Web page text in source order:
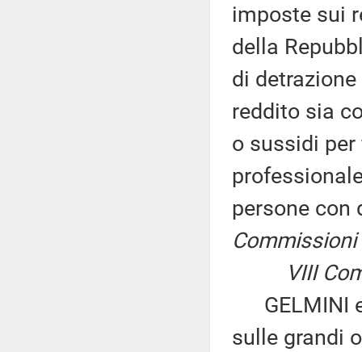
imposte sui
della
di
reddito sia
o sussidi
persone
Commissioni
VIII
GELMINI
sulle grandi